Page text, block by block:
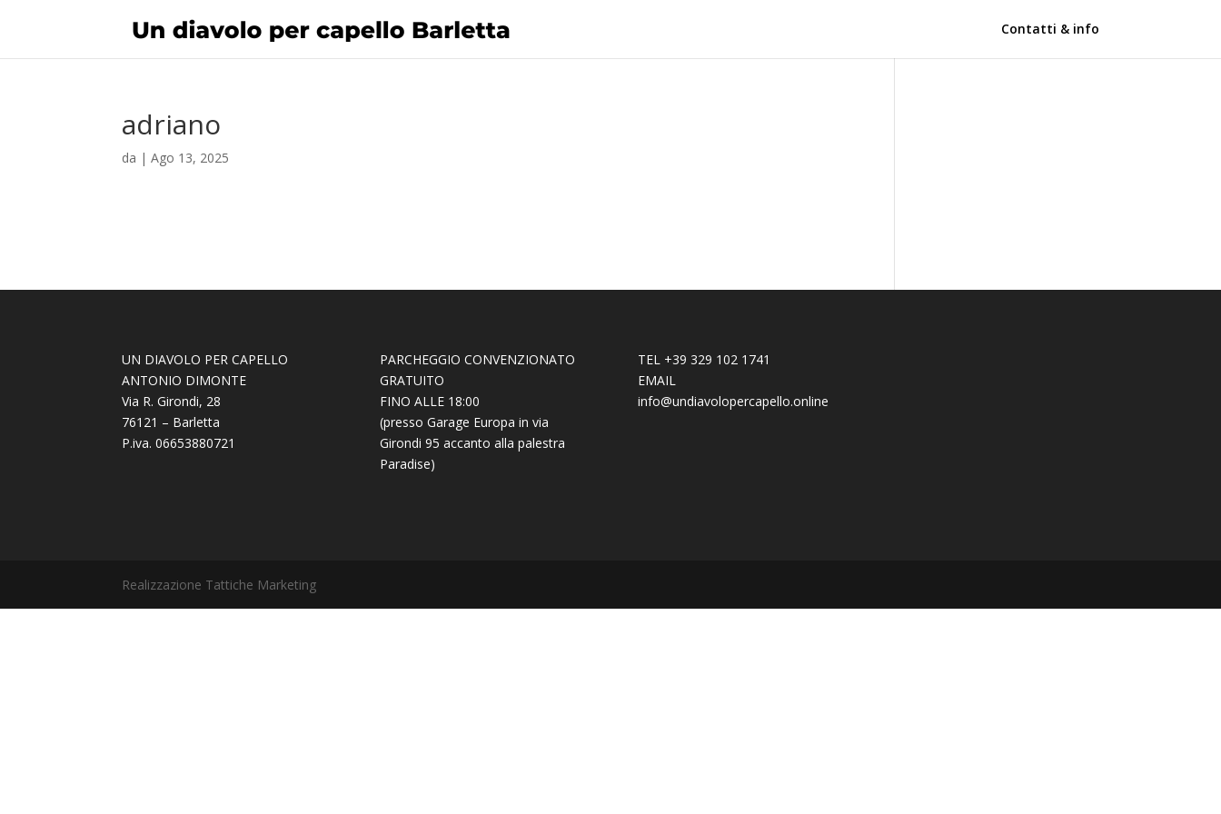
Contatti & info
adriano
da |Ago 13, 2025
UN DIAVOLO PER CAPELLO
ANTONIO DIMONTE
Via R. Girondi, 28
76121 – Barletta
P.iva. 06653880721
PARCHEGGIO CONVENZIONATO
GRATUITO
FINO ALLE 18:00
(presso Garage Europa in via
Girondi 95 accanto alla palestra
Paradise)
TEL +39 329 102 1741
EMAIL
info@undiavolopercapello.online
Realizzazione Tattiche Marketing